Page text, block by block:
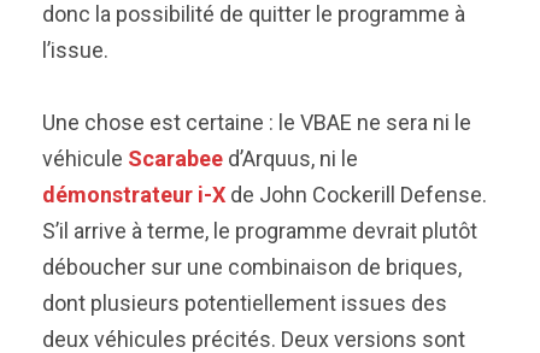
donc la possibilité de quitter le programme à
l’issue.
Une chose est certaine : le VBAE ne sera ni le
véhicule Scarabee d’Arquus, ni le
démonstrateur i-X de John Cockerill Defense.
S’il arrive à terme, le programme devrait plutôt
déboucher sur une combinaison de briques,
dont plusieurs potentiellement issues des
deux véhicules précités. Deux versions sont